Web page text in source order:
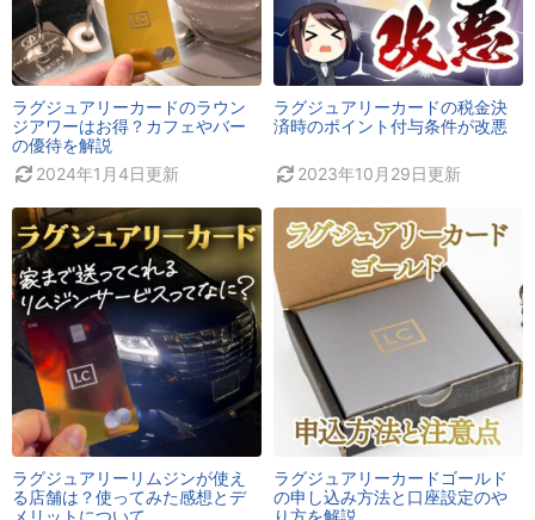
ラグジュアリーカードのラウン
ジアワーはお得？カフェやバー
の優待を解説
2024年1月4日更新
ラグジュアリーカードの税金決
済時のポイント付与条件が改悪
2023年10月29日更新
ラグジュアリーリムジンが使え
る店舗は？使ってみた感想とデ
ラグジュアリーカードゴールド
の申し込み方法と口座設定のや